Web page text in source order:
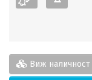
Виж наличност